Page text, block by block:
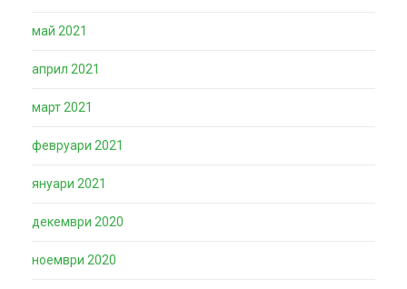
май 2021
април 2021
март 2021
февруари 2021
януари 2021
декември 2020
ноември 2020